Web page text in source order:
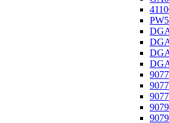
9077
9079